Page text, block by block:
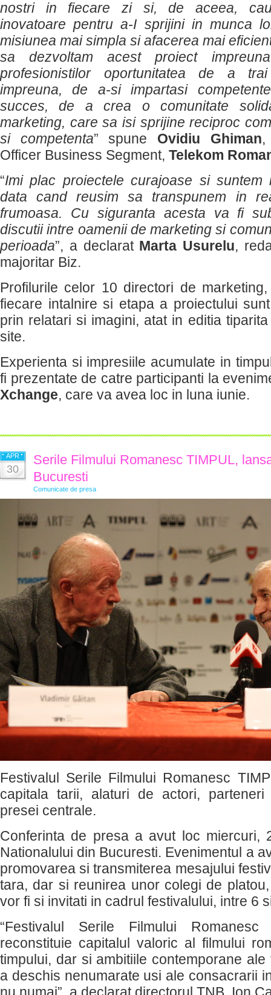
nostri in fiecare zi si, de aceea,
inovatoare pentru a-I sprijini in munca
misiunea mai simpla si afacerea mai
sa dezvoltam acest proiect
profesionistilor oportunitatea de a
impreuna, de a-si impartasi
succes, de a crea o comunitate
marketing, care sa isi sprijine reciproc
si competenta” spune Ovidiu Ghiman,
Officer Business Segment, Telekom
“Imi plac proiectele curajoase si suntem
data cand reusim sa transpunem in
frumoasa. Cu siguranta acesta va fi
discutii intre oamenii de marketing si
perioada”, a declarat Marta Usurelu,
majoritar Biz.
Profilurile celor 10 directori de
fiecare intalnire si etapa a proiectului
prin relatari si imagini, atat in editia
site.
Experienta si impresiile acumulate in
fi prezentate de catre participanti la
Xchange, care va avea loc in luna iunie.
APR
30
Serile Filmului Romanesc TIMPUL,
Bucuresti
Comunicate de presa
Festivalul Serile Filmului Romanesc
capitala tarii, alaturi de actori,
presei centrale.
Conferinta de presa a avut loc miercuri,
Nationalului din Bucuresti. Evenimentul a
promovarea si transmiterea mesajului
tara, dar si reunirea unor colegi de
vor fi si invitati in cadrul festivalului, intre 6
“Festivalul Serile Filmului
reconstituie capitalul valoric al filmului
timpului, dar si ambitiile contemporane
a deschis nenumarate usi ale consacrarii